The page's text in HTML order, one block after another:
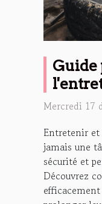
Guide
Mercredi 17
Entretenir et
jamais une
sécurité et
Découvrez